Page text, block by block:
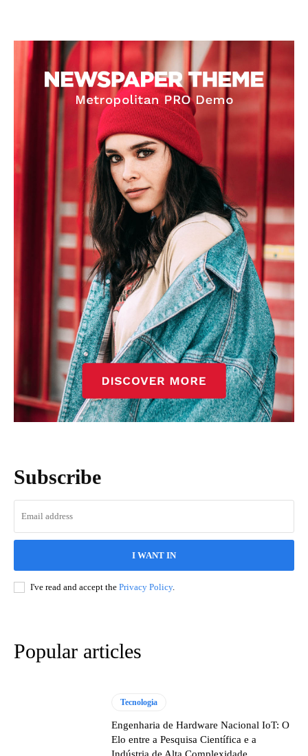
Subscribe
I WANT IN
I've read and accept the Privacy Policy.
Popular articles
Tecnologia
Engenharia de Hardware Nacional IoT: O
Elo entre a Pesquisa Científica e a